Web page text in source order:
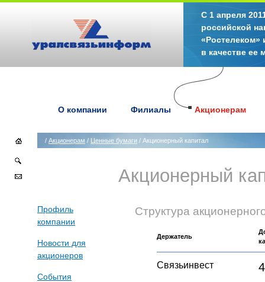
С 1 апреля
российской
«Ростелеком»
в качестве ее
О компании Филиалы Акционерам
/ Акционерам / Ценные бумаги / Акционерный капитал
Профиль
компании
Новости для
акционеров
События
Акционерный
Структура
Держатель
Связьинвест